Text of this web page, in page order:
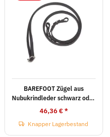
BAREFOOT Zügel aus
Nubukrindleder schwarz oder
braun
46,36 €*
Knapper Lagerbestand